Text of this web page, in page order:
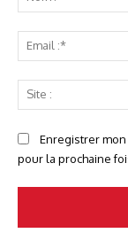
Enregistrer
pour la prochaine